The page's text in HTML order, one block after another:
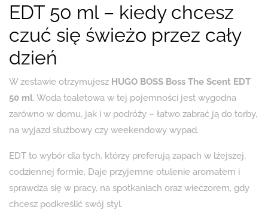
EDT 50 ml – kiedy chcesz
czuć się świeżo przez cały
dzień
W zestawie otrzymujesz HUGO BOSS Boss The Scent EDT
50 ml. Woda toaletowa w tej pojemności jest wygodna
zarówno w domu, jak i w podróży – łatwo zabrać ją do torby,
na wyjazd służbowy czy weekendowy wypad.
EDT to wybór dla tych, którzy preferują zapach w lżejszej,
codziennej formie. Daje przyjemne otulenie aromatem i
sprawdza się w pracy, na spotkaniach oraz wieczorem, gdy
chcesz podkreślić swój styl.